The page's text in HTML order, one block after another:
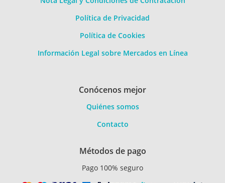
Política de Privacidad
Política de Cookies
Información Legal sobre Mercados en Línea
Conócenos mejor
Quiénes somos
Contacto
Métodos de pago
Pago 100% seguro